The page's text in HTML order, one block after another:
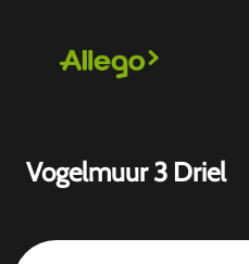
Vogelmuur 3 Driel